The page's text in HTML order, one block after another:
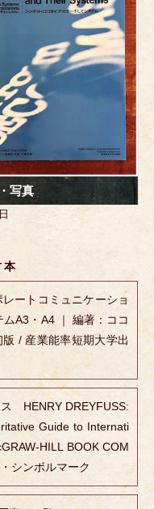
写真
本
ートコミュニケーショ
A3・A4 ｜ 編著：ココ
/ 産業能率短期大学出
HENRY DREYFUSS:
Guide to Internati
HILL BOOK COM
シンボルマーク